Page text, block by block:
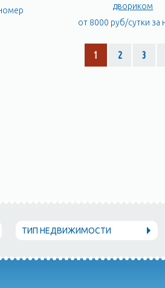
двориком
от 8000 руб/сутки за
1 2 3
ТИП НЕДВИЖИМОСТИ